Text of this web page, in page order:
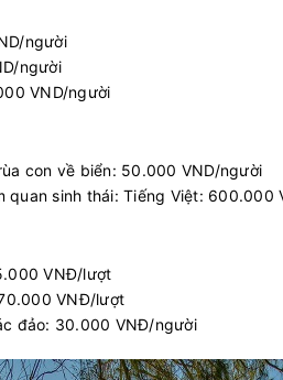
người
người
VND/người
con về biển: 50.000 VND/người
quan sinh thái: Tiếng Việt:
VNĐ/lượt
VNĐ/lượt
đảo: 30.000 VNĐ/người